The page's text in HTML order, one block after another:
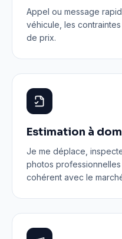
Appel ou message
véhicule, les
de prix.
Estimation à
Je me déplace,
photos
cohérent avec le